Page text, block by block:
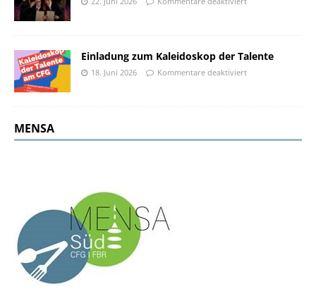
Einladung zum Kaleidoskop der Talente
18. Juni 2026 Kommentare deaktiviert
MENSA